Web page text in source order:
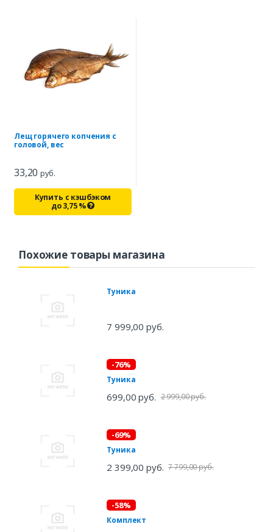
Лещ горячего копчения с
головой, вес
33,20руб.
Купить с кэшбэком
до3,75%
Похожие товары магазина
Туника
7 999,00 руб.
-76%
Туника
699,00 руб. 2 999,00 руб.
-69%
Туника
2 399,00 руб. 7 799,00 руб.
-58%
Комплект